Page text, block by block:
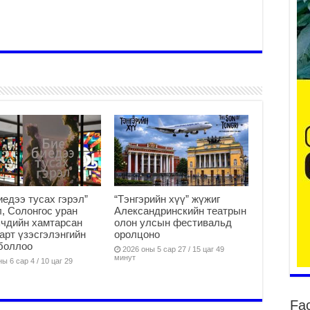
тусах гэрэл”
Солонгос уран
хамтарсан
үзэсгэлэнгийн
6 сар 4 / 10 цаг 29
“Тэнгэрийн хүү” жүжиг
Александринскийн театрын
олон улсын фестивальд
оролцоно
2026 оны 5 сар 27 / 15 цаг 49
минут